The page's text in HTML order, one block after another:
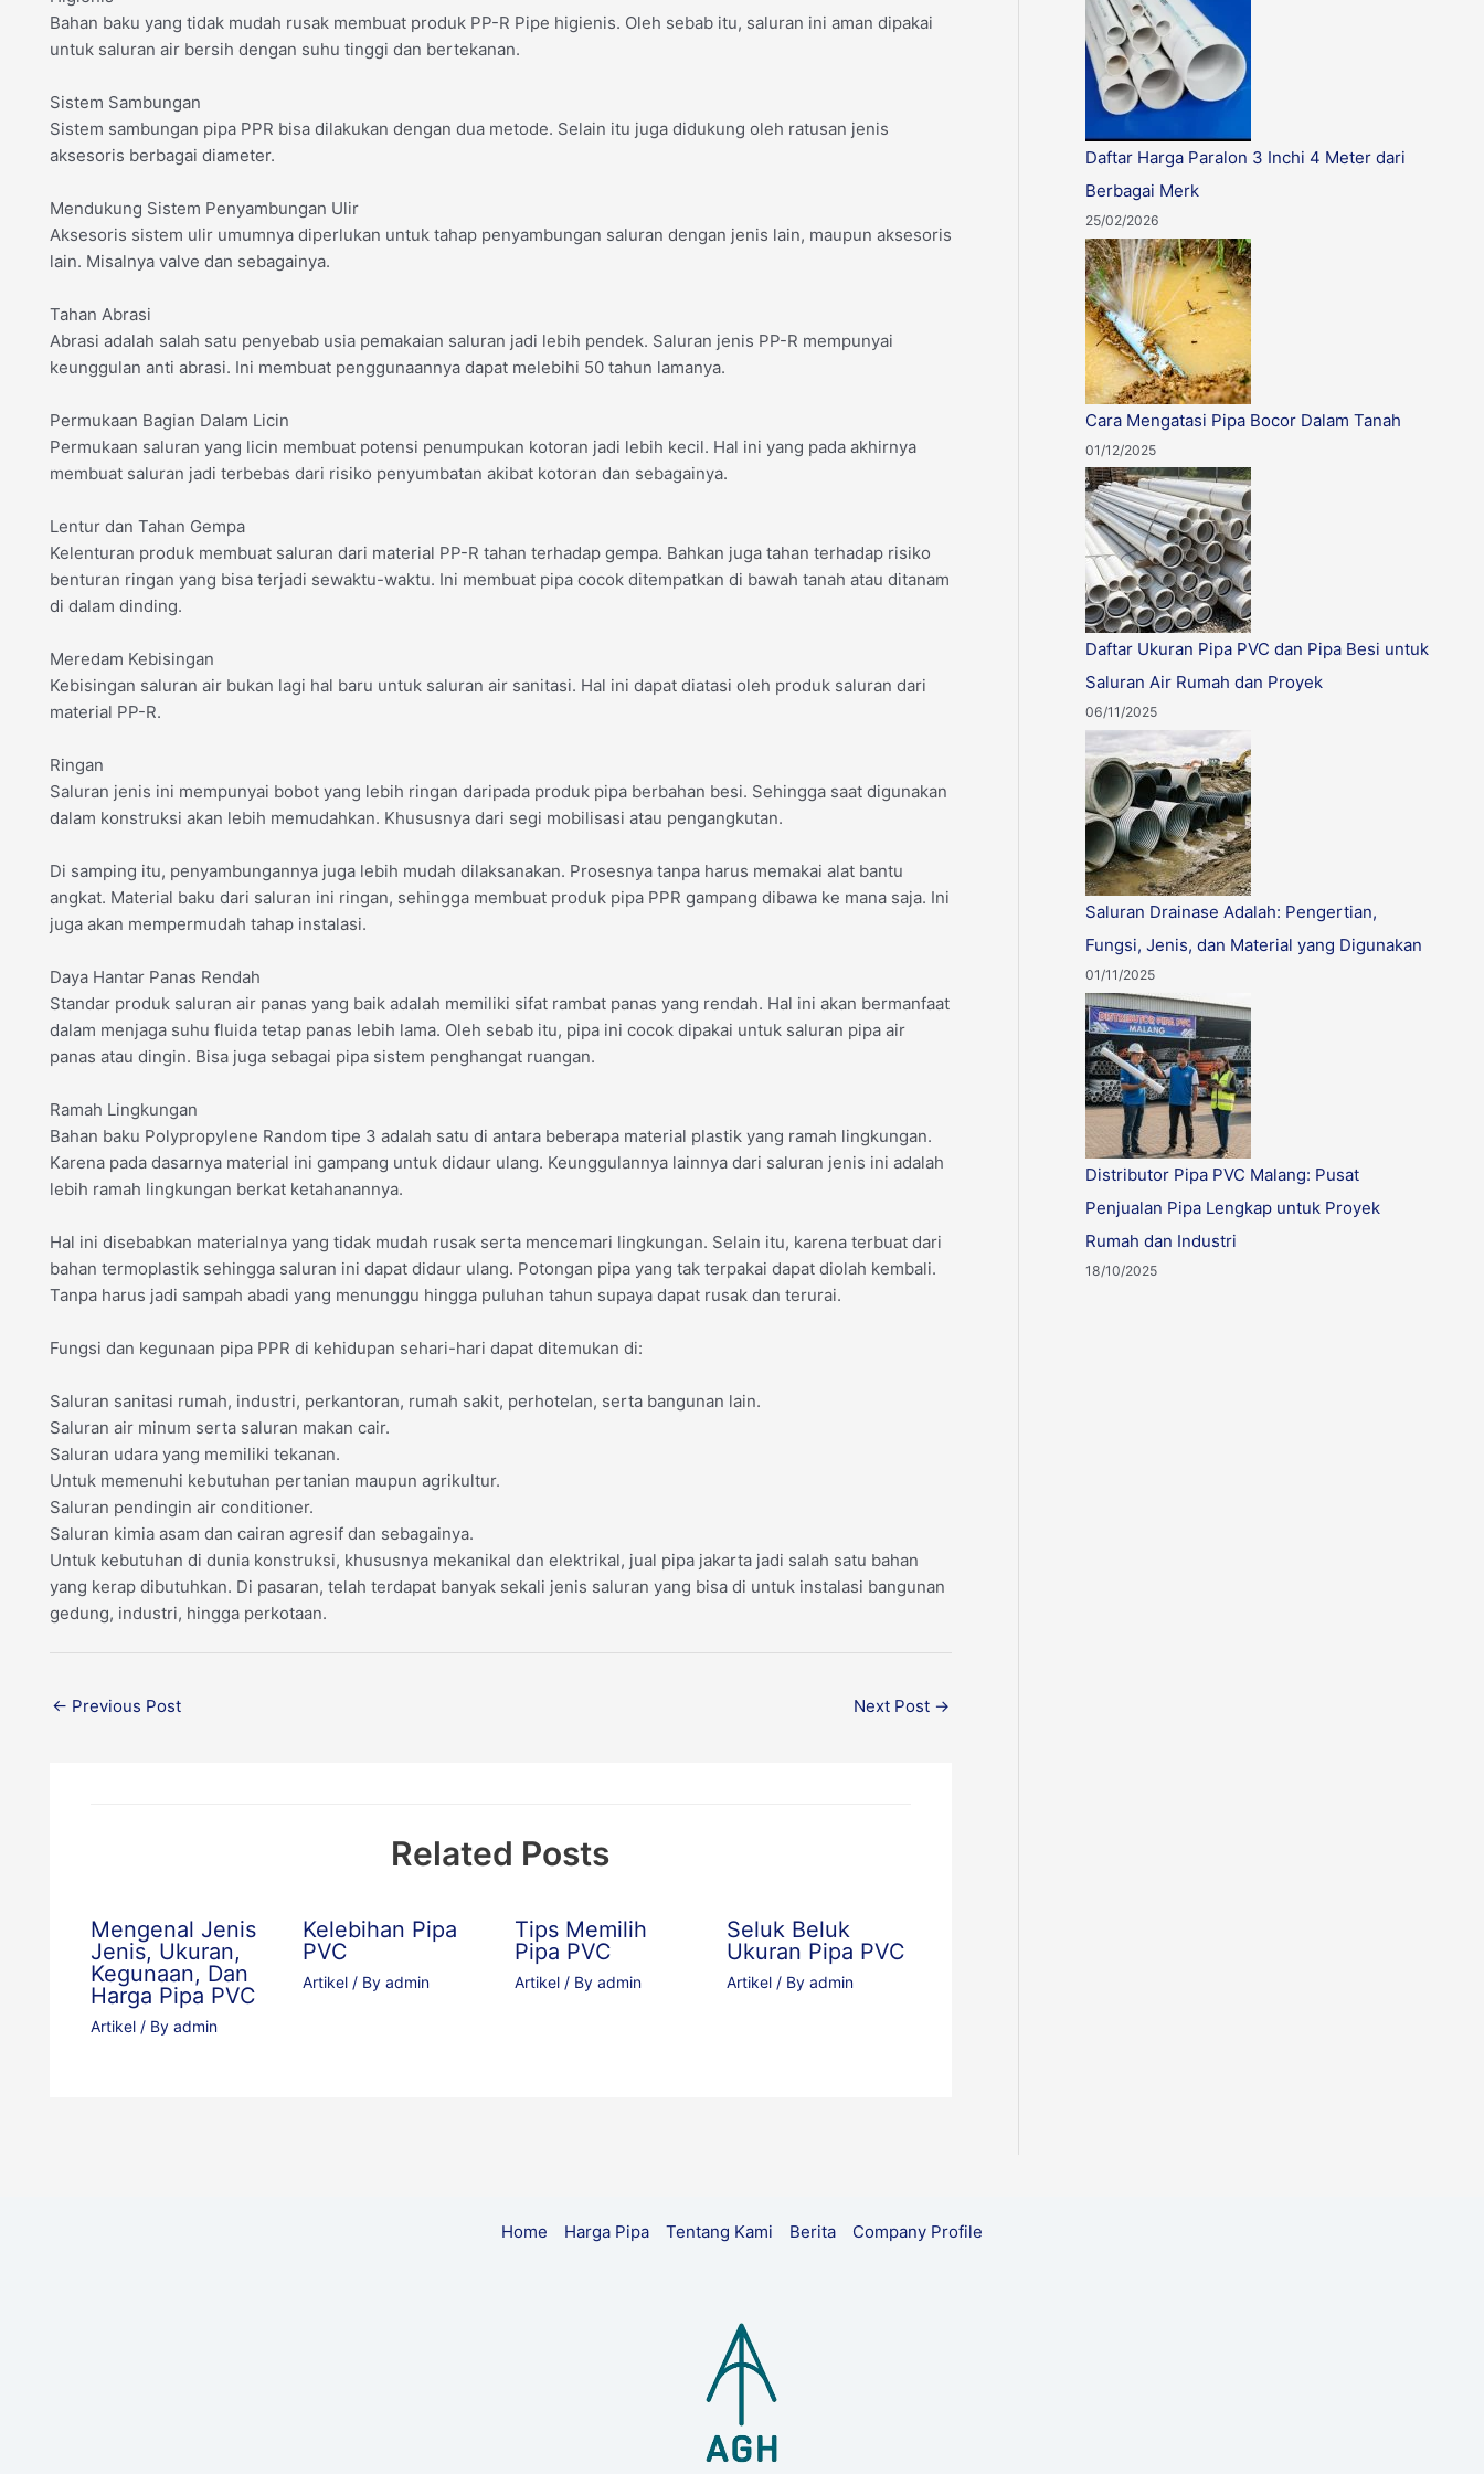
Bahan baku yang tidak mudah rusak membuat produk PP-R Pipe higienis. Oleh sebab itu, saluran ini aman dipakai
untuk saluran air bersih dengan suhu tinggi dan bertekanan.
Sistem Sambungan
Sistem sambungan pipa PPR bisa dilakukan dengan dua metode. Selain itu juga didukung oleh ratusan jenis
aksesoris berbagai diameter.
Mendukung Sistem Penyambungan Ulir
Aksesoris sistem ulir umumnya diperlukan untuk tahap penyambungan saluran dengan jenis lain, maupun aksesoris
lain. Misalnya valve dan sebagainya.
Tahan Abrasi
Abrasi adalah salah satu penyebab usia pemakaian saluran jadi lebih pendek. Saluran jenis PP-R mempunyai
keunggulan anti abrasi. Ini membuat penggunaannya dapat melebihi 50 tahun lamanya.
Permukaan Bagian Dalam Licin
Permukaan saluran yang licin membuat potensi penumpukan kotoran jadi lebih kecil. Hal ini yang pada akhirnya
membuat saluran jadi terbebas dari risiko penyumbatan akibat kotoran dan sebagainya.
Lentur dan Tahan Gempa
Kelenturan produk membuat saluran dari material PP-R tahan terhadap gempa. Bahkan juga tahan terhadap risiko
benturan ringan yang bisa terjadi sewaktu-waktu. Ini membuat pipa cocok ditempatkan di bawah tanah atau ditanam
di dalam dinding.
Meredam Kebisingan
Kebisingan saluran air bukan lagi hal baru untuk saluran air sanitasi. Hal ini dapat diatasi oleh produk saluran dari
material PP-R.
Ringan
Saluran jenis ini mempunyai bobot yang lebih ringan daripada produk pipa berbahan besi. Sehingga saat digunakan
dalam konstruksi akan lebih memudahkan. Khususnya dari segi mobilisasi atau pengangkutan.
Di samping itu, penyambungannya juga lebih mudah dilaksanakan. Prosesnya tanpa harus memakai alat bantu
angkat. Material baku dari saluran ini ringan, sehingga membuat produk pipa PPR gampang dibawa ke mana saja. Ini
juga akan mempermudah tahap instalasi.
Daya Hantar Panas Rendah
Standar produk saluran air panas yang baik adalah memiliki sifat rambat panas yang rendah. Hal ini akan bermanfaat
dalam menjaga suhu fluida tetap panas lebih lama. Oleh sebab itu, pipa ini cocok dipakai untuk saluran pipa air
panas atau dingin. Bisa juga sebagai pipa sistem penghangat ruangan.
Ramah Lingkungan
Bahan baku Polypropylene Random tipe 3 adalah satu di antara beberapa material plastik yang ramah lingkungan.
Karena pada dasarnya material ini gampang untuk didaur ulang. Keunggulannya lainnya dari saluran jenis ini adalah
lebih ramah lingkungan berkat ketahanannya.
Hal ini disebabkan materialnya yang tidak mudah rusak serta mencemari lingkungan. Selain itu, karena terbuat dari
bahan termoplastik sehingga saluran ini dapat didaur ulang. Potongan pipa yang tak terpakai dapat diolah kembali.
Tanpa harus jadi sampah abadi yang menunggu hingga puluhan tahun supaya dapat rusak dan terurai.
Fungsi dan kegunaan pipa PPR di kehidupan sehari-hari dapat ditemukan di:
Saluran sanitasi rumah, industri, perkantoran, rumah sakit, perhotelan, serta bangunan lain.
Saluran air minum serta saluran makan cair.
Saluran udara yang memiliki tekanan.
Untuk memenuhi kebutuhan pertanian maupun agrikultur.
Saluran pendingin air conditioner.
Saluran kimia asam dan cairan agresif dan sebagainya.
Untuk kebutuhan di dunia konstruksi, khususnya mekanikal dan elektrikal, jual pipa jakarta jadi salah satu bahan
yang kerap dibutuhkan. Di pasaran, telah terdapat banyak sekali jenis saluran yang bisa di untuk instalasi bangunan
gedung, industri, hingga perkotaan.
← Previous Post Next Post →
Related Posts
Mengenal Jenis
Jenis, Ukuran,
Kegunaan, Dan
Harga Pipa PVC
Artikel / By admin
Kelebihan Pipa
PVC
Artikel/ By admin
Tips Memilih
Pipa PVC
Artikel/ By admin
Seluk Beluk
Ukuran Pipa PVC
Artikel/ By admin
Daftar Harga Paralon 3 Inchi 4 Meter dari
Berbagai Merk
25/02/2026
Cara Mengatasi Pipa Bocor Dalam Tanah
01/12/2025
Daftar Ukuran Pipa PVC dan Pipa Besi untuk
Saluran Air Rumah dan Proyek
06/11/2025
Saluran Drainase Adalah: Pengertian,
Fungsi, Jenis, dan Material yang Digunakan
01/11/2025
Distributor Pipa PVC Malang: Pusat
Penjualan Pipa Lengkap untuk Proyek
Rumah dan Industri
18/10/2025
Home Harga Pipa Tentang Kami Berita Company Profile